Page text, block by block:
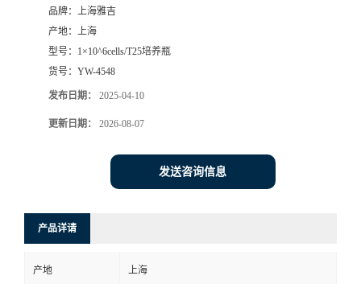
品牌： 上海雅吉
产地： 上海
型号： 1×10^6cells/T25培养瓶
货号： YW-4548
发布日期： 2025-04-10
更新日期： 2026-08-07
发送咨询信息
产品详请
产地 上海